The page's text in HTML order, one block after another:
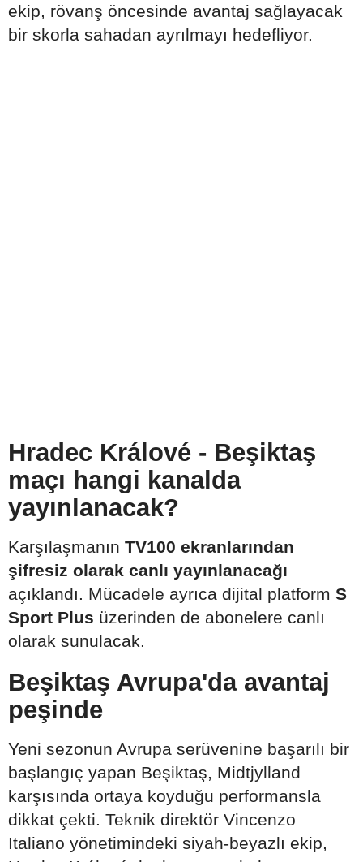
ekip, rövanş öncesinde avantaj sağlayacak
bir skorla sahadan ayrılmayı hedefliyor.
Hradec Králové - Beşiktaş
maçı hangi kanalda
yayınlanacak?
Karşılaşmanın TV100 ekranlarından
şifresiz olarak canlı yayınlanacağı
açıklandı. Mücadele ayrıca dijital platform S
Sport Plus üzerinden de abonelere canlı
olarak sunulacak.
Beşiktaş Avrupa'da avantaj
peşinde
Yeni sezonun Avrupa serüvenine başarılı bir
başlangıç yapan Beşiktaş, Midtjylland
karşısında ortaya koyduğu performansla
dikkat çekti. Teknik direktör Vincenzo
Italiano yönetimindeki siyah-beyazlı ekip,